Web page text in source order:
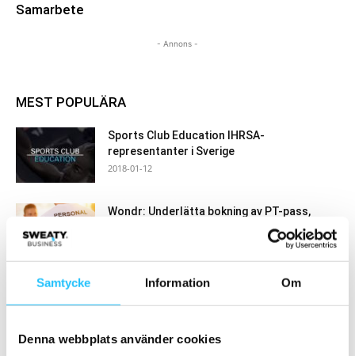
Samtycke Information Om
Denna webbplats använder cookies
Samarbete
- Annons -
MEST POPULÄRA
Sports Club Education IHRSA-
representanter i Sverige
2018-01-12
Wondr: Underlätta bokning av PT-pass,
behandlingar och mycket mer med
2021-09-06
Tips från Foodbox: När mat blir svårt
2022-03-30